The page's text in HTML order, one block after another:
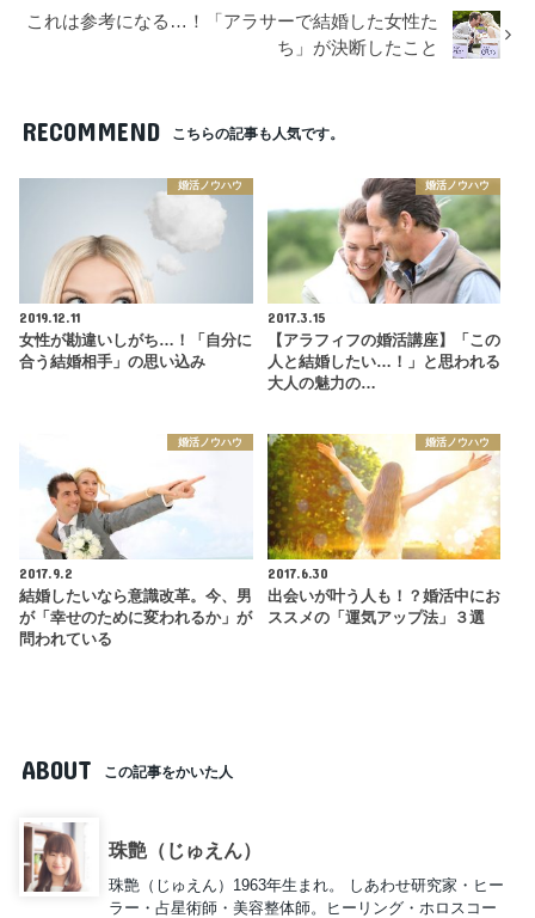
これは参考になる…！「アラサーで結婚した女性た
ち」が決断したこと
RECOMMEND こちらの記事も人気です。
婚活ノウハウ
2019.12.11
女性が勘違いしがち…！「自分に
合う結婚相手」の思い込み
婚活ノウハウ
2017.3.15
【アラフィフの婚活講座】「この
人と結婚したい…！」と思われる
大人の魅力の…
婚活ノウハウ
2017.9.2
結婚したいなら意識改革。今、男
が「幸せのために変われるか」が
問われている
婚活ノウハウ
2017.6.30
出会いが叶う人も！？婚活中にお
ススメの「運気アップ法」３選
ABOUT この記事をかいた人
珠艶（じゅえん）
珠艶（じゅえん）1963年生まれ。 しあわせ研究家・ヒー
ラー・占星術師・美容整体師。ヒーリング・ホロスコー